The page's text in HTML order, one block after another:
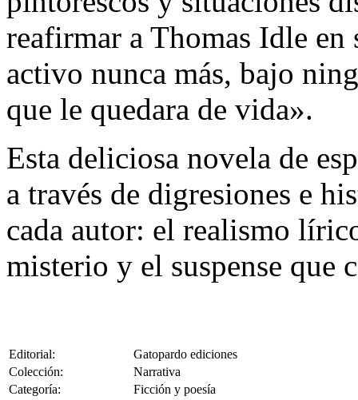
reafirmar a Thomas Idle
activo nunca más, bajo
que le quedara de vida».
Esta deliciosa novela de
a través de digresiones e
cada autor: el realismo
misterio y el suspense
Editorial:
Gatopardo ediciones
Colección:
Narrativa
Categoría:
Ficción y poesía